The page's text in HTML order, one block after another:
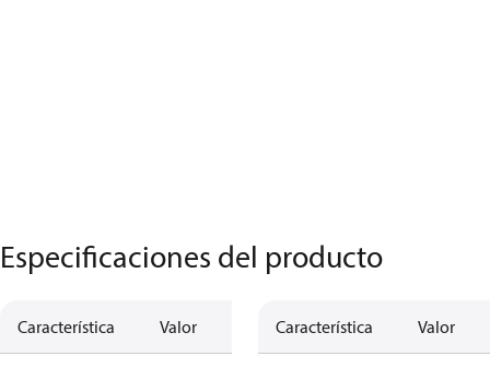
Especificaciones del producto
Característica Valor Característica Valor